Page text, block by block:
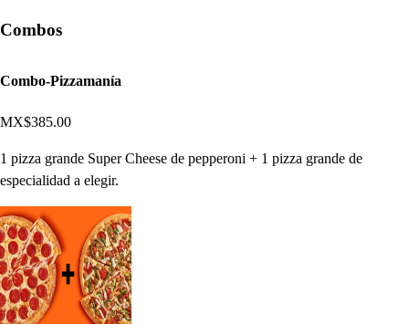
Combos
Combo-Pizzamanía
MX$385.00
1 pizza grande Super Cheese de pepperoni + 1 pizza grande de
especialidad a elegir.